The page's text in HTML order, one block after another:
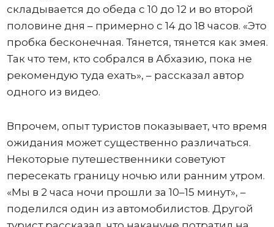
складывается до обеда с 10 до 12 и во второй
половине дня – примерно с 14 до 18 часов. «Это
пробка бесконечная. Тянется, тянется как змея.
Так что тем, кто собрался в Абхазию, пока не
рекомендую туда ехать», – рассказал автор
одного из видео.
Впрочем, опыт туристов показывает, что время
ожидания может существенно различаться.
Некоторые путешественники советуют
пересекать границу ночью или ранним утром.
«Мы в 2 часа ночи прошли за 10–15 минут», –
поделился один из автомобилистов. Другой